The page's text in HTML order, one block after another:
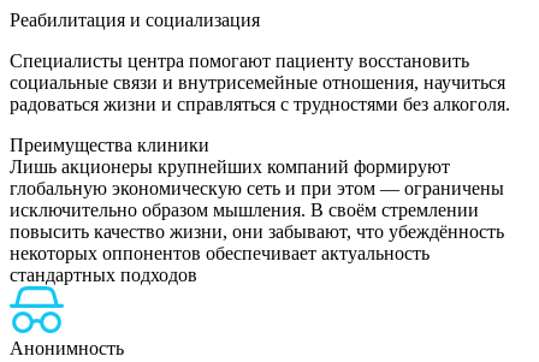
Реабилитация и социализация
Специалисты центра помогают пациенту восстановить
социальные связи и внутрисемейные отношения, научиться
радоваться жизни и справляться с трудностями без алкоголя.
Преимущества клиники
Лишь акционеры крупнейших компаний формируют
глобальную экономическую сеть и при этом — ограничены
исключительно образом мышления. В своём стремлении
повысить качество жизни, они забывают, что убеждённость
некоторых оппонентов обеспечивает актуальность
стандартных подходов
Анонимность